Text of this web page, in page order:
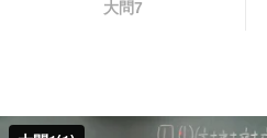
大問7